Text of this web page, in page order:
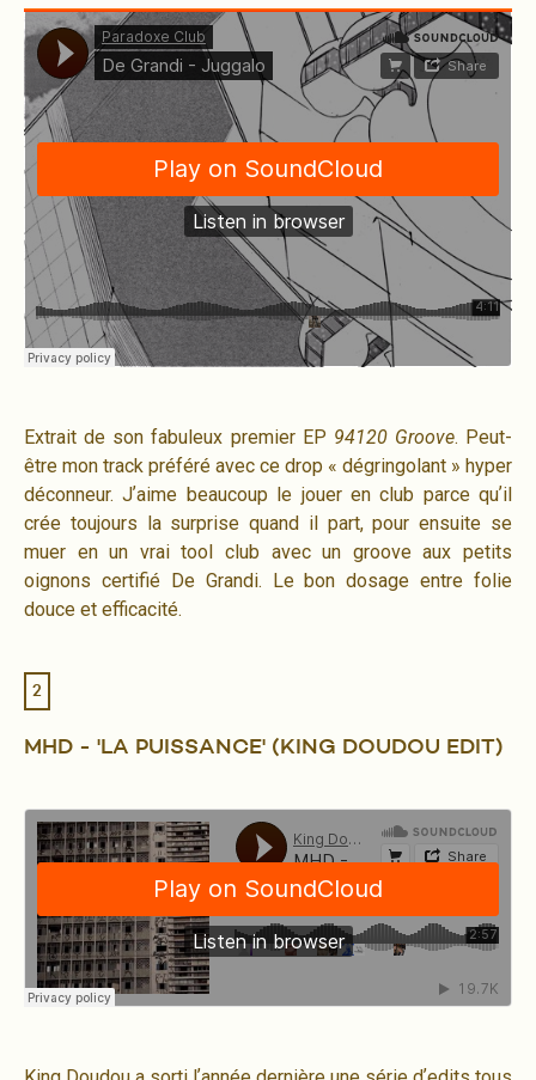
Extrait de son fabuleux premier EP 94120 Groove. Peut-
être mon track préféré avec ce drop « dégringolant » hyper
déconneur. Jʼaime beaucoup le jouer en club parce quʼil
crée toujours la surprise quand il part, pour ensuite se
muer en un vrai tool club avec un groove aux petits
oignons certifié De Grandi. Le bon dosage entre folie
douce et efficacité.
2
MHD - 'LA PUISSANCE' (KING DOUDOU EDIT)